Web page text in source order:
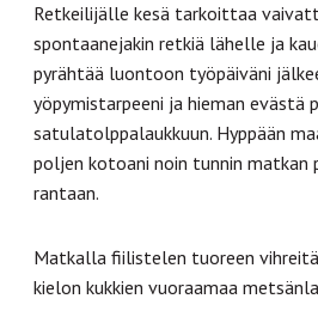
Retkeilijälle kesä tarkoittaa
spontaanejakin retkiä lähelle ja
pyrähtää luontoon työpäiväni
yöpymistarpeeni ja hieman evästä
satulatolppalaukkuun. Hyppään
poljen kotoani noin tunnin matkan
rantaan.
Matkalla fiilistelen tuoreen
kielon kukkien vuoraamaa